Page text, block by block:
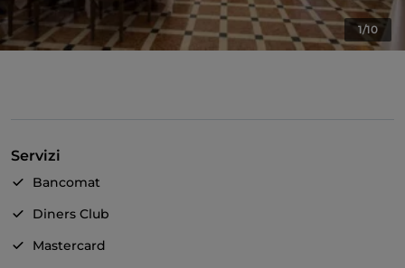
1/10
Servizi
Bancomat
Diners Club
Mastercard